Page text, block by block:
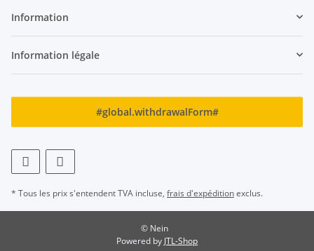
Information
Information légale
#global.withdrawalForm#
* Tous les prix s'entendent TVA incluse, frais d'expéditionexclus.
© Nein
Powered by JTL-Shop